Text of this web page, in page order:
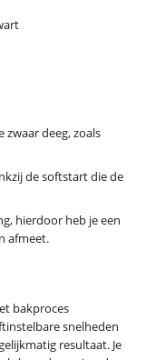
zwaar deeg, zoals
de softstart die de
hierdoor heb je een
afmeet.
bakproces
snelheden
resultaat. Je